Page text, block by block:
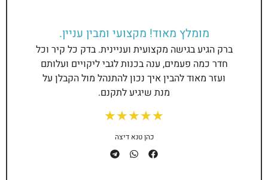
מומלץ מאוד! מקצועי ומבין עניין.
ברק הגיע בגישה מקצועית ועניינית. בדק כל קיר וכל
חדר כמה פעמים, ענה בכנות לגבי ליקויים ועלותם
ועזר מאוד להבין איך נכון להתנהל מול הקבלן על
מנת שיגיע לתקנם.
★
★
★
★
★
כהן טנא דיצה